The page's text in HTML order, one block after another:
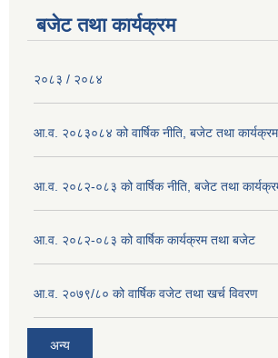
बजेट तथा कार्यक्रम
२०८३ / २०८४
आ.व. २०८३०८४ को वार्षिक नीति, बजेट तथा कार्यक्रम
आ.व. २०८२-०८३ को वार्षिक नीति, बजेट तथा
आ.व. २०८२-०८३ को वार्षिक कार्यक्रम तथा बजेट
आ.व. २०७९/८० को वार्षिक वजेट तथा खर्च विवरण
अन्य